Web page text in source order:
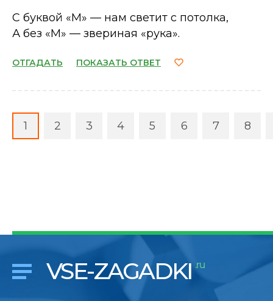
С буквой «М» — нам светит с потолка,
А без «М» — звериная «рука».
ОТГАДАТЬ ПОКАЗАТЬ ОТВЕТ
1 2 3 4 5 6 7 8
VSE-ZAGADKI .ru